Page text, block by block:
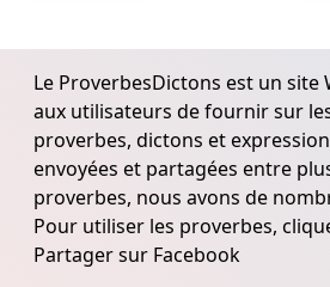
Le ProverbesDictons est un site
aux utilisateurs de fournir sur
proverbes, dictons et
envoyées et partagées entre
proverbes, nous avons de
Pour utiliser les proverbes,
Partager sur Facebook